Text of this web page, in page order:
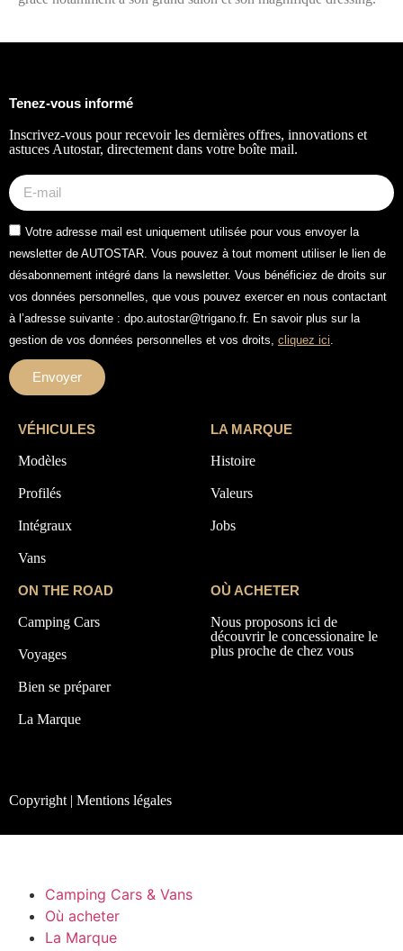
Tenez-vous informé
Inscrivez-vous pour recevoir les dernières offres, innovations et
astuces Autostar, directement dans votre boîte mail.
Votre adresse mail est uniquement utilisée pour vous envoyer la
newsletter de AUTOSTAR. Vous pouvez à tout moment utiliser le lien de
désabonnement intégré dans la newsletter. Vous bénéficiez de droits sur
vos données personnelles, que vous pouvez exercer en nous contactant
à l’adresse suivante : dpo.autostar@trigano.fr. En savoir plus sur la
gestion de vos données personnelles et vos droits, cliquez ici
Envoyer
VÉHICULES
Modèles
Profilés
Intégraux
Vans
LA MARQUE
Histoire
Valeurs
Jobs
ON THE ROAD
Camping Cars
Voyages
Bien se préparer
La Marque
OÙ ACHETER
Nous proposons ici de
découvrir le concessionaire le
plus proche de chez vous
Copyright | Mentions légales
Camping Cars & Vans
Où acheter
La Marque